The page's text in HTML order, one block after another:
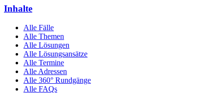
Inhalte
Alle Fälle
Alle Themen
Alle Lösungen
Alle Lösungsansätze
Alle Termine
Alle Adressen
Alle 360° Rundgänge
Alle FAQs